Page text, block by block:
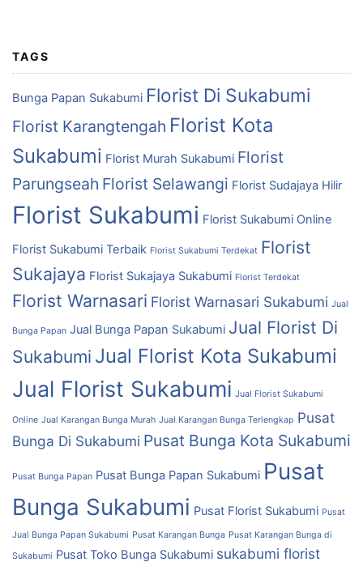
TAGS
Bunga Papan Sukabumi Florist Di Sukabumi
Florist Karangtengah Florist Kota
Sukabumi Florist Murah Sukabumi Florist
Parungseah Florist Selawangi Florist Sudajaya Hilir
Florist Sukabumi Florist Sukabumi Online
Florist Sukabumi Terbaik Florist Sukabumi Terdekat Florist
Sukajaya Florist Sukajaya Sukabumi Florist Terdekat
Florist Warnasari Florist Warnasari Sukabumi Jual
Bunga Papan Jual Bunga Papan Sukabumi Jual Florist Di
Sukabumi Jual Florist Kota Sukabumi
Jual Florist Sukabumi Jual Florist Sukabumi
Online Jual Karangan Bunga Murah Jual Karangan Bunga Terlengkap Pusat
Bunga Di Sukabumi Pusat Bunga Kota Sukabumi
Pusat Bunga Papan Pusat Bunga Papan Sukabumi Pusat
Bunga Sukabumi Pusat Florist Sukabumi Pusat
Jual Bunga Papan Sukabumi Pusat Karangan Bunga Pusat Karangan Bunga di
Sukabumi Pusat Toko Bunga Sukabumi sukabumi florist